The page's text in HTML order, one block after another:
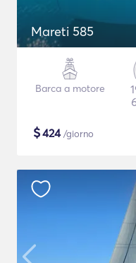
Mareti 585
Barca a motore
$424/giorno